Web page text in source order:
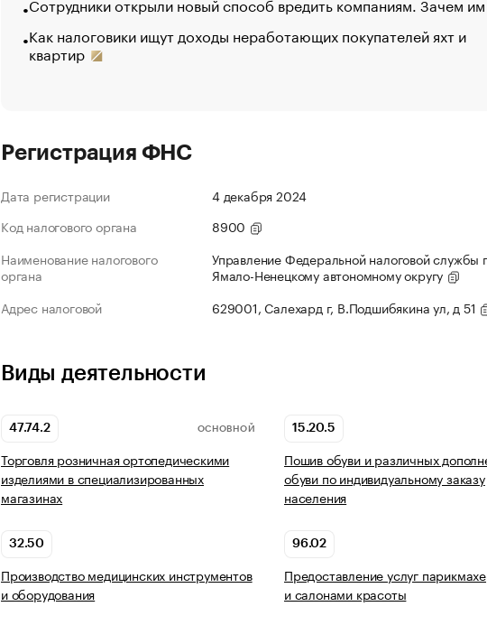
Как налоговики ищут доходы неработающих покупателей яхт и
квартир
Регистрация ФНС
Дата регистрации
4 декабря 2024
Код налогового органа
8900
Наименование налогового
органа
Управление Федеральной налоговой службы
Ямало-Ненецкому автономному округу
Адрес налоговой
629001, Салехард г, В.Подшибякина ул, д 51
Виды деятельности
47.74.2 ОСНОВНОЙ
Торговля розничная ортопедическими
изделиями в специализированных
магазинах
15.20.5
Пошив обуви и различных
обуви по индивидуальному заказу
населения
32.50
Производство медицинских инструментов
и оборудования
96.02
Предоставление услуг
и салонами красоты